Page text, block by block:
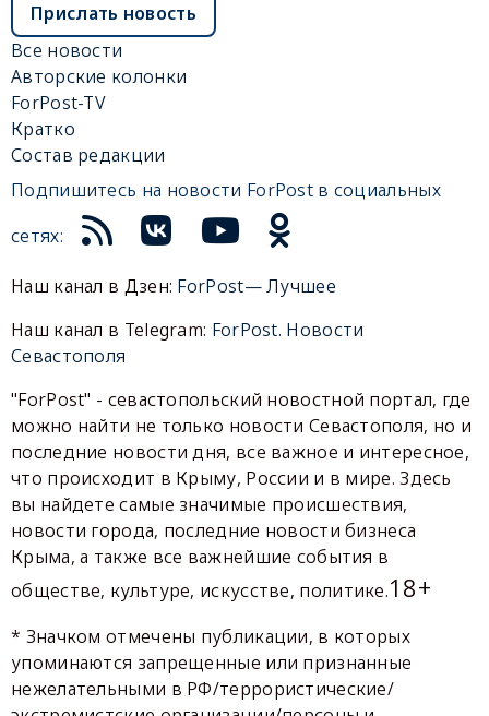
Прислать новость
Все новости
Авторские колонки
ForPost-TV
Кратко
Состав редакции
Подпишитесь на новости ForPost в социальных
сетях:
Наш канал в Дзен: ForPost— Лучшее
Наш канал в Telegram: ForPost. Новости
Севастополя
"ForPost" - севастопольский новостной портал, где
можно найти не только новости Севастополя, но и
последние новости дня, все важное и интересное,
что происходит в Крыму, России и в мире. Здесь
вы найдете самые значимые происшествия,
новости города, последние новости бизнеса
Крыма, а также все важнейшие события в
обществе, культуре, искусстве, политике.18+
* Значком отмечены публикации, в которых
упоминаются запрещенные или признанные
нежелательными в РФ/террористические/